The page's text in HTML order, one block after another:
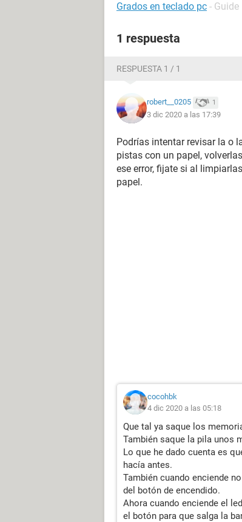
Grados en teclado pc - Guide
1 respuesta
RESPUESTA 1 / 1
robert__0205 1
3 dic 2020 a las 17:39
Podrías intentar revisar la o
pistas con un papel,
ese error, fijate si al
papel.
cocohbk
4 dic 2020 a las 05:18
Que tal ya saque los
También saque la pila unos
Lo que he dado cuenta es
hacía antes.
También cuando enciende
del botón de encendido.
Ahora cuando enciende el
el botón para que salga la